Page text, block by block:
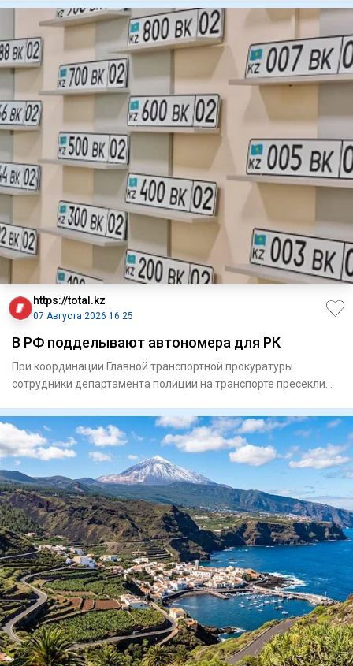
https://total.kz
07 Августа 2026 16:25
В РФ подделывают автономера для РК
При координации Главной транспортной прокуратуры
сотрудники департамента полиции на транспорте пресекли